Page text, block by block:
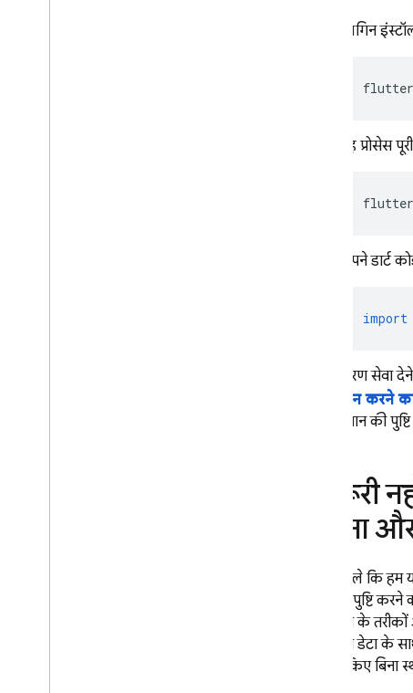
प्लगिन
flutter
यह प्रोसेस
flutter
अपने डार्ट
import
प्रमाणीकरण
साइन-इन करने
पास पहचान की
(ज़रूरी
बनाना
इससे पहले कि हम
इस्तेमाल, पुष्टि
पुष्टि करने के
और निजी डेटा के
डिप्लॉय किए